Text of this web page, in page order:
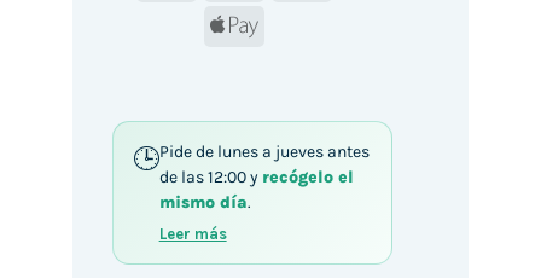
Apple
Pide de lunes a jueves antes
de las 12:00 y recógelo el
mismo día.
Leer más